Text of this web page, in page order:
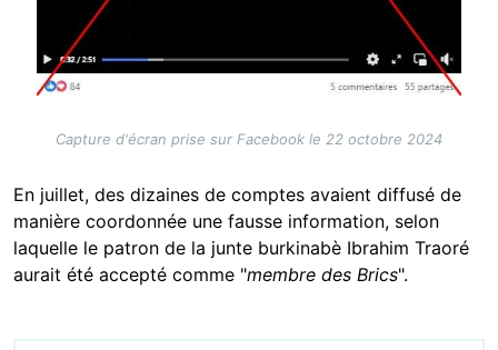
Capture d'écran prise sur Facebook le 22 octobre 2024
En juillet, des dizaines de comptes avaient diffusé de
manière coordonnée une fausse information, selon
laquelle le patron de la junte burkinabè Ibrahim Traoré
aurait été accepté comme "membre des Brics".